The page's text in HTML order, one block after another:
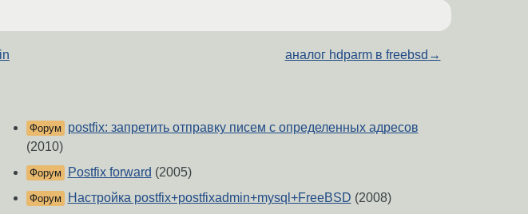
аналог hdparm в freebsd →
Форум
postfix: запретить отправку писем с определенных адресов
(2010)
Форум Postfix forward (2005)
Форум Настройка postfix+postfixadmin+mysql+FreeBSD (2008)